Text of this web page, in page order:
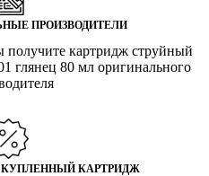
ПРОИЗВОДИТЕЛИ
картридж струйный
глянец 80 мл оригинального
КАРТРИДЖ